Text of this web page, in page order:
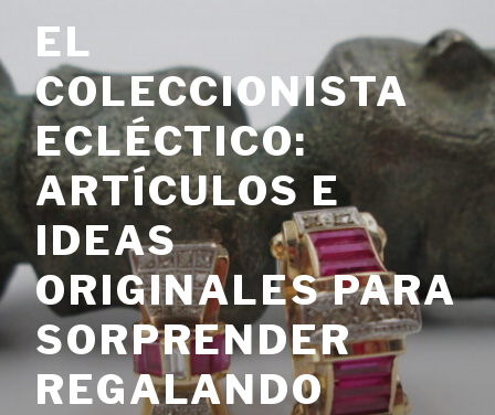
contenido
EL
COLECCIONISTA
ECLÉCTICO:
ARTÍCULOS E
IDEAS
ORIGINALES PARA
SORPRENDER
REGALANDO